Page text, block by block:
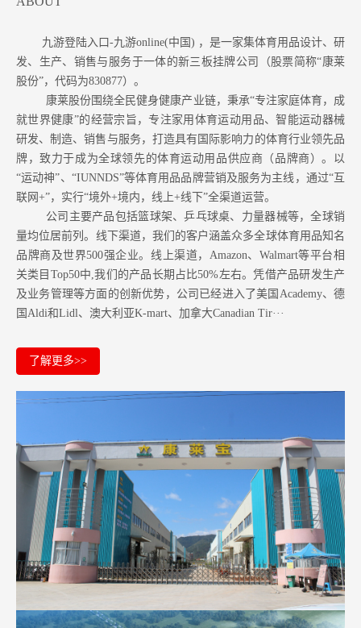
九游登陆入口-九游online(中国) ，是一家集体育用品设计、研
发、生产、销售与服务于一体的新三板挂牌公司（股票简称“康莱
股份”，代码为830877）。
康莱股份围绕全民健身健康产业链，秉承“专注家庭体育，成
就世界健康”的经营宗旨，专注家用体育运动用品、智能运动器械
研发、制造、销售与服务，打造具有国际影响力的体育行业领先品
牌，致力于成为全球领先的体育运动用品供应商（品牌商）。以
“运动神”、“IUNNDS”等体育用品品牌营销及服务为主线，通过“互
联网+”，实行“境外+境内，线上+线下”全渠道运营。
公司主要产品包括篮球架、乒乓球桌、力量器械等，全球销
量均位居前列。 线下渠道，我们的客户涵盖众多全球体育用品知名
品牌商及世界500强企业。 线上渠道，Amazon、Walmart等平台相
关类目Top50中,我们的产品长期占比50%左右。凭借产品研发生产
及业务管理等方面的创新优势，公司已经进入了美国Academy、德
国Aldi和Lidl、澳大利亚K-mart、加拿大Canadian Tir···
了解更多>>